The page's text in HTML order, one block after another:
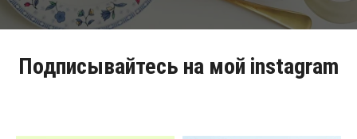
Подписывайтесь на мой instagram